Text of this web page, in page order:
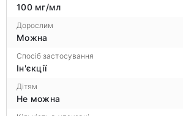
100 мг/мл
Дорослим
Можна
Спосіб застосування
Ін'єкції
Дітям
Не можна